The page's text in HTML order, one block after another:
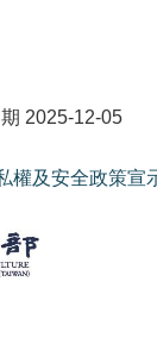
2025-12-05
權及安全政策宣